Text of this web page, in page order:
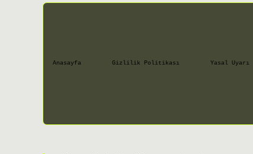
Anasayfa Gizlilik Politikası Yasal Uyarı